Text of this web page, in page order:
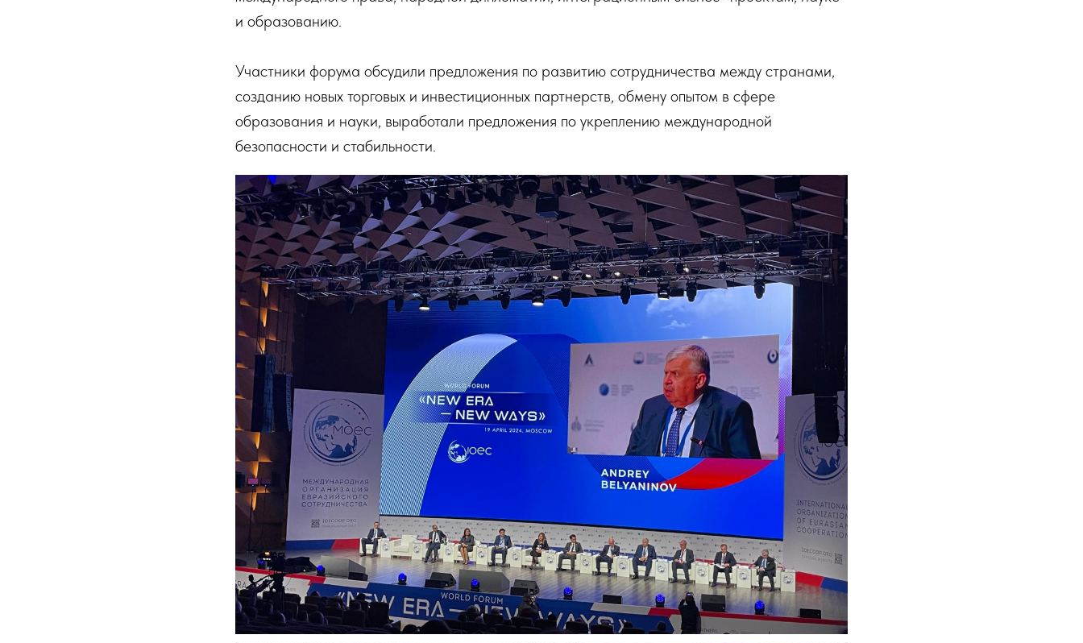
и образованию.
Участники форума обсудили предложения по развитию сотрудничества между странами,
созданию новых торговых и инвестиционных партнерств, обмену опытом в сфере
образования и науки, выработали предложения по укреплению международной
безопасности и стабильности.